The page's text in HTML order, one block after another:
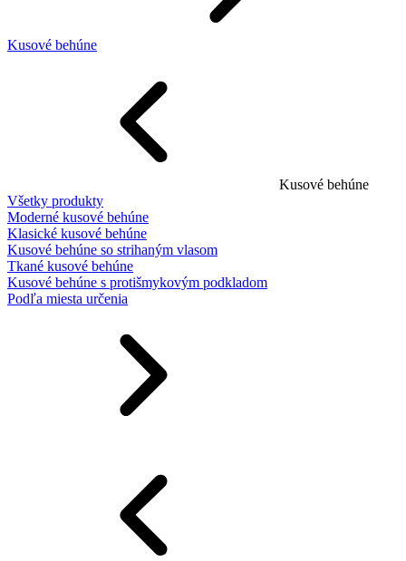
Kusové behúne
Kusové behúne
Všetky produkty
Moderné kusové behúne
Klasické kusové behúne
Kusové behúne so strihaným vlasom
Tkané kusové behúne
Kusové behúne s protišmykovým podkladom
Podľa miesta určenia